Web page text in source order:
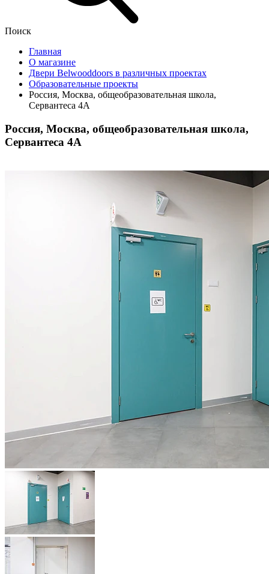
Поиск
Главная
О магазине
Двери Belwooddoors в различных проектах
Образовательные проекты
Россия, Москва, общеобразовательная школа,
Сервантеса 4А
Россия, Москва, общеобразовательная школа,
Сервантеса 4А